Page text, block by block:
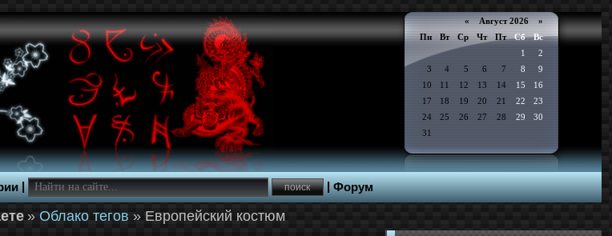
«Август 2026 »
Пн
Вт Ср Чт Пт Сб
Вс
1
2
3
4 5 6 7 8
9
10
11 12 13 14 15
16
17
18 19 20 21 22
23
24
25 26 27 28 29
30
31
| |Форум
»Облако тегов » Европейский костюм